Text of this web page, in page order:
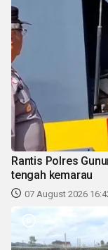
Rantis Polres
tengah kemarau
07 August 2026